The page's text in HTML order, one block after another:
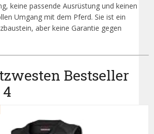
keine passende Ausrüstung und keinen
Umgang mit dem Pferd. Sie ist ein
aber keine Garantie gegen
Bestseller